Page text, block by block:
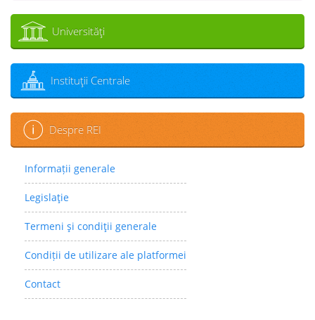
Universităţi
Instituţii Centrale
Despre REI
Informații generale
Legislaţie
Termeni şi condiţii generale
Condiții de utilizare ale platformei
Contact